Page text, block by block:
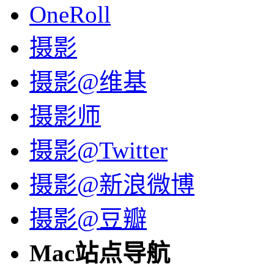
OneRoll
摄影
摄影@维基
摄影师
摄影@Twitter
摄影@新浪微博
摄影@豆瓣
Mac站点导航